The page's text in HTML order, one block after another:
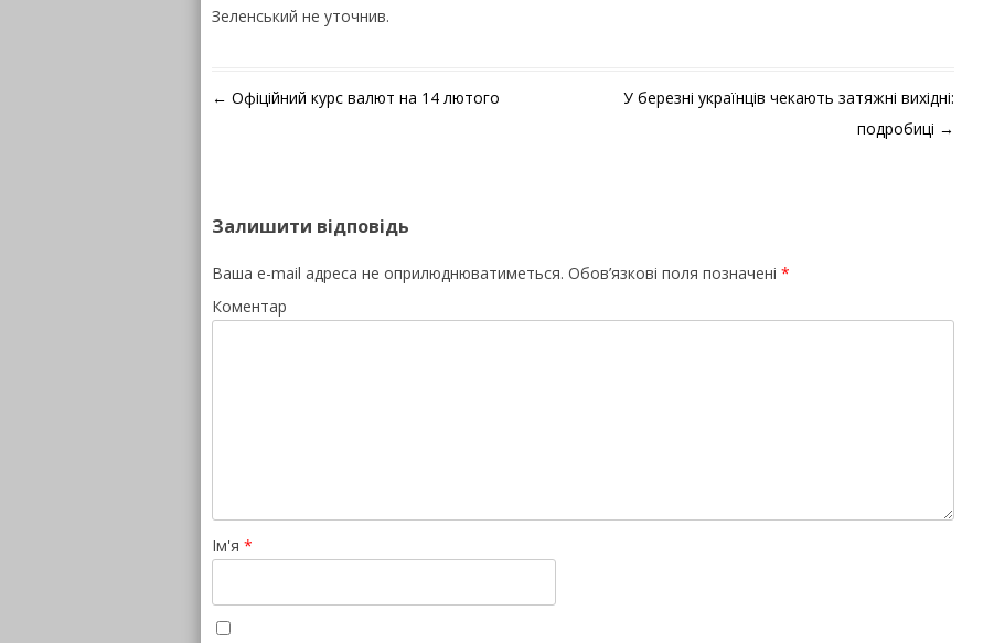
Зеленський не уточнив.
Навігація по запису
← Офіційний курс валют на 14 лютого
У березні українців чекають затяжні вихідні:
подробиці →
Залишити відповідь
Ваша e-mail адреса не оприлюднюватиметься. Обов’язкові поля позначені *
Коментар
Ім'я *